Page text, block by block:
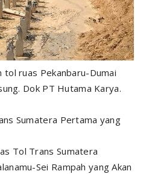
tol ruas Pekanbaru-Dumai
Dok PT Hutama Karya.
Sumatera Pertama yang
Tol Trans Sumatera
Sei Rampah yang Akan